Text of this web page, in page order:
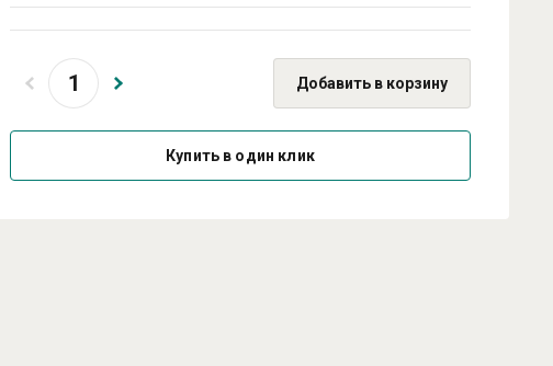
Добавить в корзину
Купить в один клик